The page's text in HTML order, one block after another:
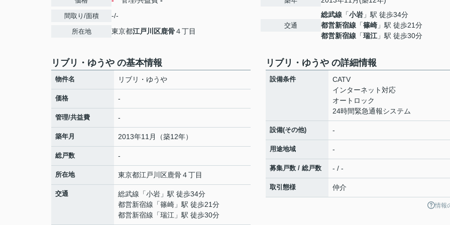
間取り/面積 -/-
所在地 東京都江戸川区鹿骨４丁目
交通
総武線 「小岩 」駅 徒歩34分
都営新宿線 「篠崎 」駅 徒歩21分
都営新宿線 「瑞江 」駅 徒歩30分
リブリ・ゆうや の基本情報
物件名 リブリ・ゆうや
価格 -
管理/共益費 -
築年月 2013年11月（築12年）
総戸数 -
所在地 東京都江戸川区鹿骨４丁目
交通 総武線 「小岩 」駅 徒歩34分
都営新宿線 「篠崎 」駅 徒歩21分
都営新宿線 「瑞江 」駅 徒歩30分
リブリ・ゆうや の詳細情報
設備条件
CATV
インターネット対応
オートロック
24時間緊急通報システム
設備(その他) -
用途地域 -
募集戸数 / 総戸数 - / -
取引態様 仲介
情報